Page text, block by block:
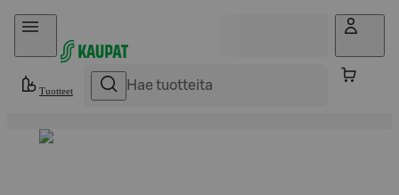
Hyppää sisältöön
Tuotteet